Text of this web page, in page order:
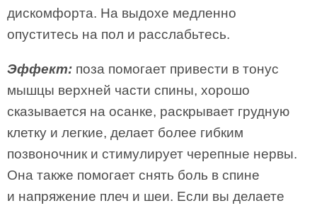
дискомфорта. На выдохе медленно
опуститесь на пол и расслабьтесь.
Эффект: поза помогает привести в тонус
мышцы верхней части спины, хорошо
сказывается на осанке, раскрывает грудную
клетку и легкие, делает более гибким
позвоночник и стимулирует черепные нервы.
Она также помогает снять боль в спине
и напряжение плеч и шеи. Если вы делаете